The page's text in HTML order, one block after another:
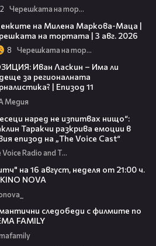
2 Черешката на тортата
на Милена Маркова-Маца |
на тортата | 3 авг. 2026
8 Черешката на тортата
Иван Ласкин – Има ли
за регионалната
| Епизод 11
Медия
наред не изпитвах нищо“:
Таракчи разкрива емоции в
епизод на „The Voice Cast“
The Voice Radio and TV Bulgaria
на 16 август, неделя от 21:00 ч.
NOVA
следобеди с филмите по
FAMILY